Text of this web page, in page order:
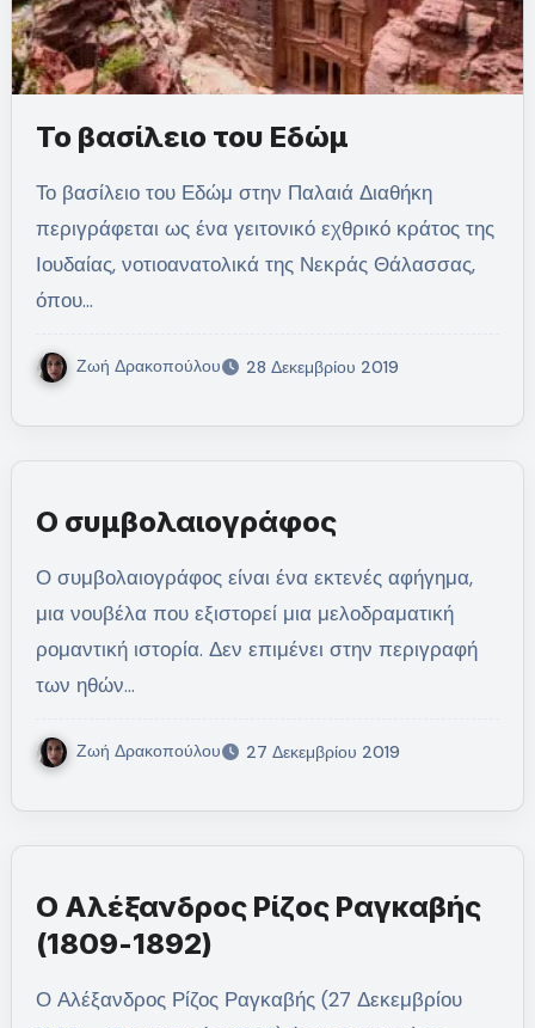
Το βασίλειο του Εδώμ
Το βασίλειο του Εδώμ στην Παλαιά Διαθήκη
περιγράφεται ως ένα γειτονικό εχθρικό κράτος της
Ιουδαίας, νοτιοανατολικά της Νεκράς Θάλασσας,
όπου…
Ζωή Δρακοπούλου 28 Δεκεμβρίου 2019
Ο συμβολαιογράφος
Ο συμβολαιογράφος είναι ένα εκτενές αφήγημα,
μια νουβέλα που εξιστορεί μια μελοδραματική
ρομαντική ιστορία. Δεν επιμένει στην περιγραφή
των ηθών…
Ζωή Δρακοπούλου 27 Δεκεμβρίου 2019
Ο Αλέξανδρος Ρίζος Ραγκαβής
(1809-1892)
Ο Αλέξανδρος Ρίζος Ραγκαβής (27 Δεκεμβρίου